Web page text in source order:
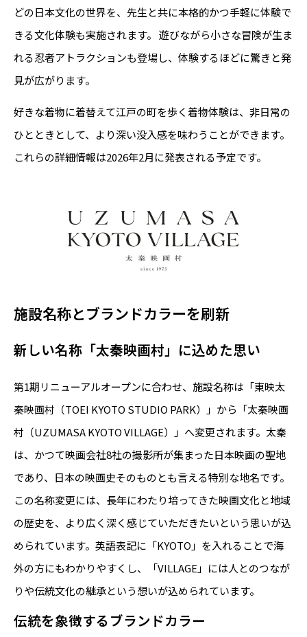
どの日本文化の世界を、先生と共に本格的かつ手軽に体験で
きる文化体験も実施されます。 遊びながら小さな冒険が生ま
れる忍者アトラクションも登場し、体験するほどに驚きと発
見が広がります。
好きな着物に着替えて江戸の町を歩く着物体験は、非日常の
ひとときとして、より深い没入感を味わうことができます。
これらの詳細情報は2026年2月に発表される予定です。
施設名称とブランドカラーを刷新
新しい名称「太秦映画村」に込めた思い
第1期リニューアルオープンに合わせ、施設名称は「東映太
秦映画村（TOEI KYOTO STUDIO PARK）」から「太秦映画
村（UZUMASA KYOTO VILLAGE）」へ変更されます。太秦
は、かつて映画会社8社の撮影所が集まった日本映画の聖地
であり、日本の映画史そのものとも言える特別な地名です。
この名称変更には、長年にわたり培ってきた映画文化と地域
の歴史を、より広く深く感じていただきたいという思いが込
められています。英語表記に「KYOTO」を入れることで海
外の方にもわかりやすくし、「VILLAGE」には人とのつなが
りや伝統文化の継承という想いが込められています。
伝統を象徴するブランドカラー